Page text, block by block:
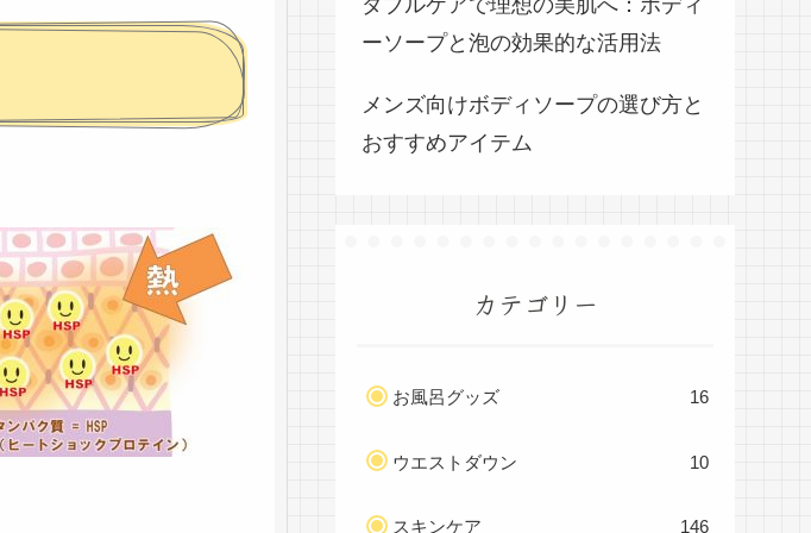
ーソープと泡の効果的な活用法
メンズ向けボディソープの選び方と
おすすめアイテム
カテゴリー
お風呂グッズ 16
ウエストダウン 10
スキンケア 146